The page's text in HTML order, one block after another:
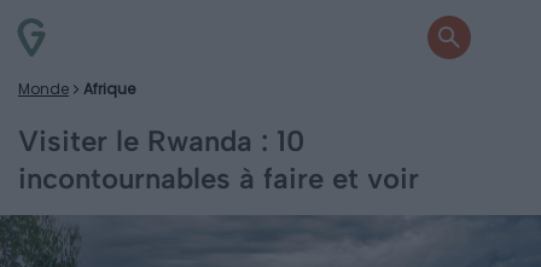
Monde Afrique
Visiter le Rwanda : 10
incontournables à faire et voir